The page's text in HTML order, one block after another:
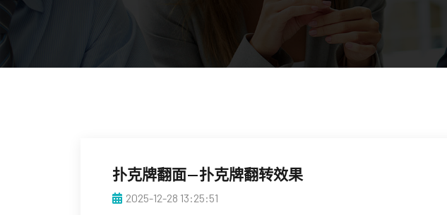
扑克牌翻面—扑克牌翻转效果
2025-12-28 13:25:51